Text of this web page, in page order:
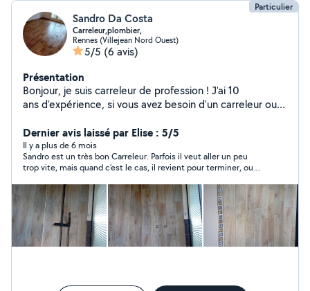
Particulier
Sandro Da Costa
Carreleur,plombier,
Rennes (Villejean Nord Ouest)
5/5 (6 avis)
Présentation
Bonjour, je suis carreleur de profession ! J'ai 10
ans d'expérience, si vous avez besoin d'un carreleur ou
contacter pour plus d'informations, je serai ravi de
vous répondre.
Dernier avis laissé par Elise : 5/5
Il y a plus de 6 mois
Sandro est un très bon Carreleur. Parfois il veut aller un peu
trop vite, mais quand c’est le cas, il revient pour terminer, ou
n’hésiterai pas à le recontacter pour d’autres travaux.